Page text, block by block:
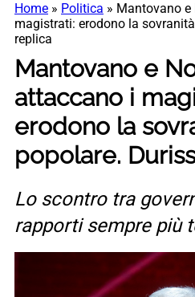
Home » Politica » Mantovano
magistrati: erodono la
replica
Mantovano e
attaccano i
erodono la
popolare.
Lo scontro tra
rapporti sempre più